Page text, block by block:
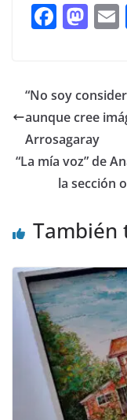
F
b
o
o
k
M
d
o
n
l
“No soy
aunque cree
Arrosagaray
“La mía voz” de
la sección
También